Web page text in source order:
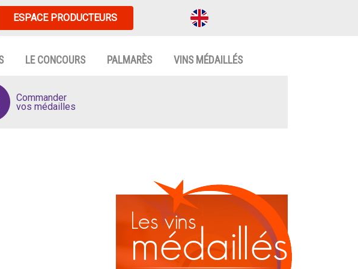
ESPACE PRODUCTEURS
LE CONCOURS PALMARÈS VINS MÉDAILLÉS
Commander
vos médailles
Les vins
médaillés